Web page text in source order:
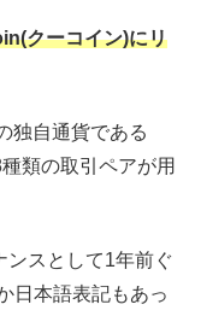
クーコイン)にリ
独自通貨である
類の取引ペアが用
ンスとして1年前ぐ
日本語表記もあっ